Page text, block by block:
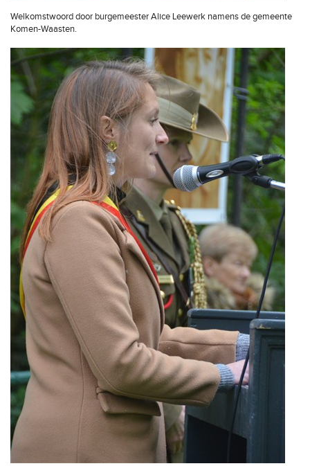
Welkomstwoord door burgemeester Alice Leewerk namens de gemeente
Komen-Waasten.